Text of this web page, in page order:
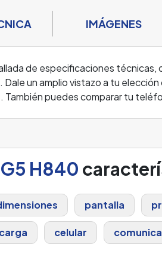
IMÁGENES
de especificaciones
Dale un amplio vistazo a tu
También puedes comparar tu
G5 H840
pantalla
celular